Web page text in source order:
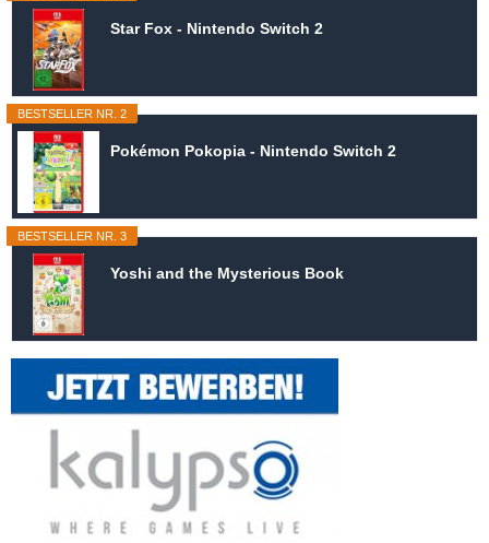
Star Fox - Nintendo Switch 2
BESTSELLER NR. 2
Pokémon Pokopia - Nintendo Switch 2
BESTSELLER NR. 3
Yoshi and the Mysterious Book